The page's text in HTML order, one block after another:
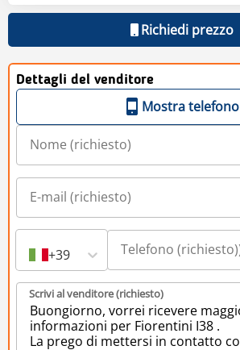
Richiedi prezzo
Dettagli del venditore
Mostra telefono
+39
Scrivi al venditore (richiesto)